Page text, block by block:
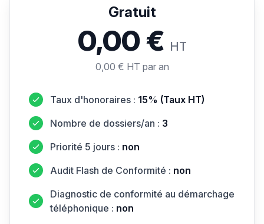
Gratuit
0,00 € HT
0,00 € HT par an
Taux d'honoraires : 15% (Taux HT)
Nombre de dossiers/an : 3
Priorité 5 jours : non
Audit Flash de Conformité : non
Diagnostic de conformité au démarchage
téléphonique : non